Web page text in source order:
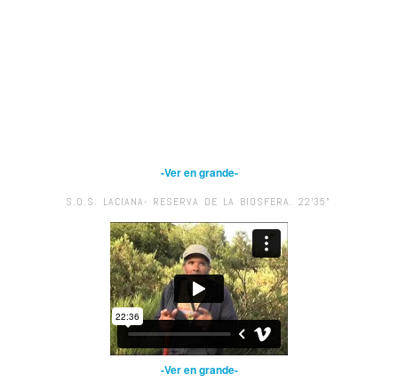
-Ver en grande-
S.O.S. LACIANA- RESERVA DE LA BIOSFERA. 22’35”
-Ver en grande-